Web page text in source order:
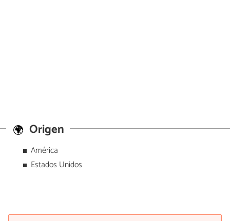
Origen
América
Estados Unidos